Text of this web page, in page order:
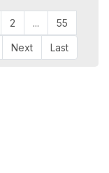
2 ... 55
Next Last